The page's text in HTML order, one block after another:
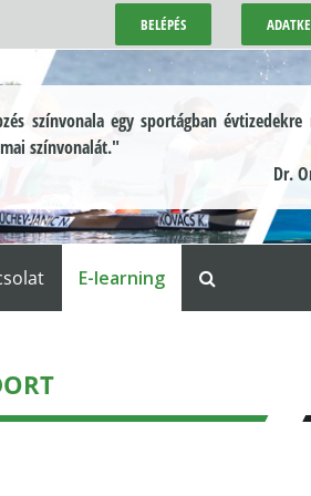
BELÉPÉS
színvonala egy sportágban
színvonalát."
Dr.
E-learning